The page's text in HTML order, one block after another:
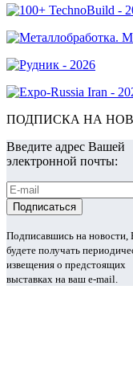
ПОДПИСКА НА
Введите адрес Вашей
электронной почты:
Подписавшись на
будете получать
извещения о предстоящих
выставках на ваш e-mail.